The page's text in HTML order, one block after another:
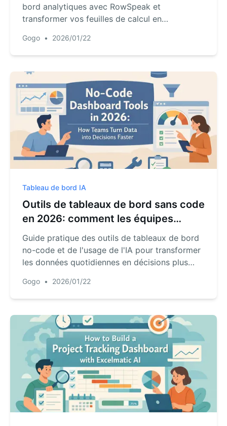
bord analytiques avec RowSpeak et
transformer vos feuilles de calcul en
quelques minutes.
Gogo • 2026/01/22
Tableau de bord IA
Outils de tableaux de bord sans code
en 2026: comment les équipes
transforment les données en
décisions plus rapidement
Guide pratique des outils de tableaux de bord
no-code et de l'usage de l'IA pour transformer
les données quotidiennes en décisions plus
Gogo • 2026/01/22